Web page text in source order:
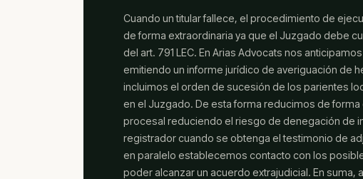
Cuando un titular fallece, el procedimiento de
de forma extraordinaria ya que el Juzgado debe
del art. 791 LEC. En Arias Advocats nos
emitiendo un informe jurídico de averiguación de
incluimos el orden de sucesión de los parientes
en el Juzgado. De esta forma reducimos de
procesal reduciendo el riesgo de denegación de
registrador cuando se obtenga el testimonio de
en paralelo establecemos contacto con los
poder alcanzar un acuerdo extrajudicial. En suma,